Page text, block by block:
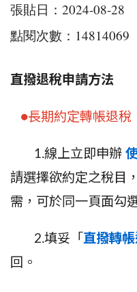
張貼日：2024-08-28
點閱次數：14814069
直撥退稅申請方法
●長期約定轉帳退稅
1.線上立即申辦
請選擇欲約定之稅目
需，可於同一頁面勾
2.填妥「 直撥轉
回。